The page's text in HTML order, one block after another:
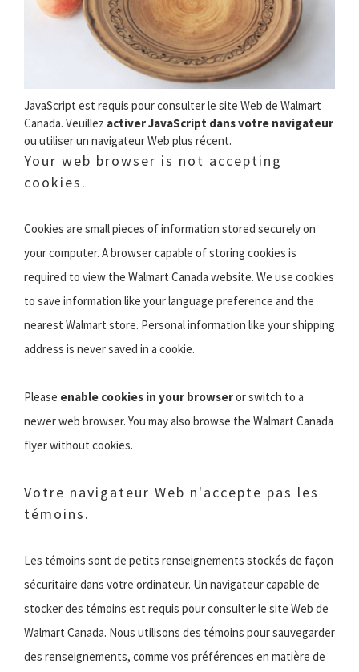
JavaScript est requis pour consulter le site Web de Walmart
Canada. Veuillez activer JavaScript dans votre navigateur
ou utiliser un navigateur Web plus récent.
Your web browser is not accepting
cookies.
Cookies are small pieces of information stored securely on
your computer. A browser capable of storing cookies is
required to view the Walmart Canada website. We use cookies
to save information like your language preference and the
nearest Walmart store. Personal information like your shipping
address is never saved in a cookie.
Please enable cookies in your browseror switch to a
newer web browser. You may also browse the Walmart Canada
flyer without cookies.
Votre navigateur Web n'accepte pas les
témoins.
Les témoins sont de petits renseignements stockés de façon
sécuritaire dans votre ordinateur. Un navigateur capable de
stocker des témoins est requis pour consulter le site Web de
Walmart Canada. Nous utilisons des témoins pour sauvegarder
des renseignements, comme vos préférences en matière de